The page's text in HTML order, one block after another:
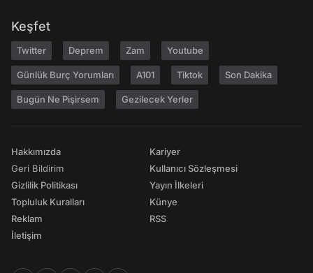
Keşfet
Twitter Deprem Zam Youtube
Günlük Burç Yorumları A101 Tiktok Son Dakika
Bugün Ne Pişirsem Gezilecek Yerler
Hakkımızda
Geri Bildirim
Gizlilik Politikası
Topluluk Kuralları
Reklam
İletişim
Kariyer
Kullanıcı Sözleşmesi
Yayın İlkeleri
Künye
RSS